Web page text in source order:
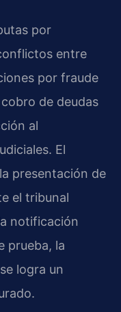
por
entre
por fraude
de deudas
al
El
presentación de
el tribunal
notificación
prueba, la
logra un